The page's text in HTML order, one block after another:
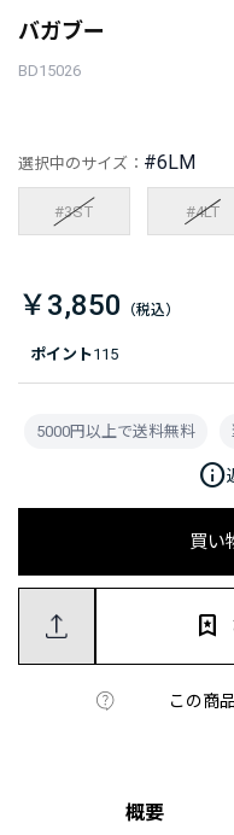
バガブー
BD15026
ポイント115
選択中のサイズ： #6LM
#3ST #4LT
￥3,850
買い
この商
5000円以上で送料無料
info
概要